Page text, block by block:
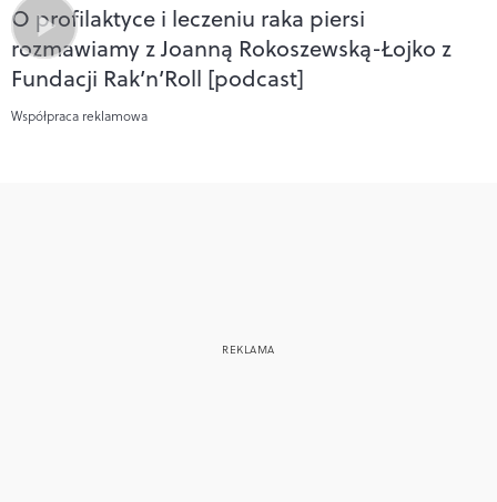
O profilaktyce i leczeniu raka piersi
rozmawiamy z Joanną Rokoszewską-Łojko z
Fundacji Rak’n’Roll [podcast]
Współpraca reklamowa